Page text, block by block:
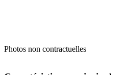
Photos non contractuelles